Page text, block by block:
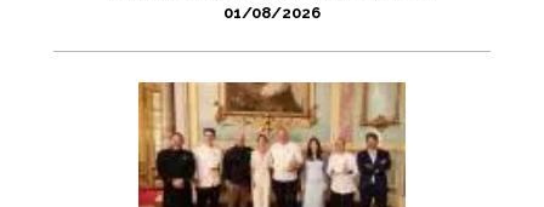
01/08/2026